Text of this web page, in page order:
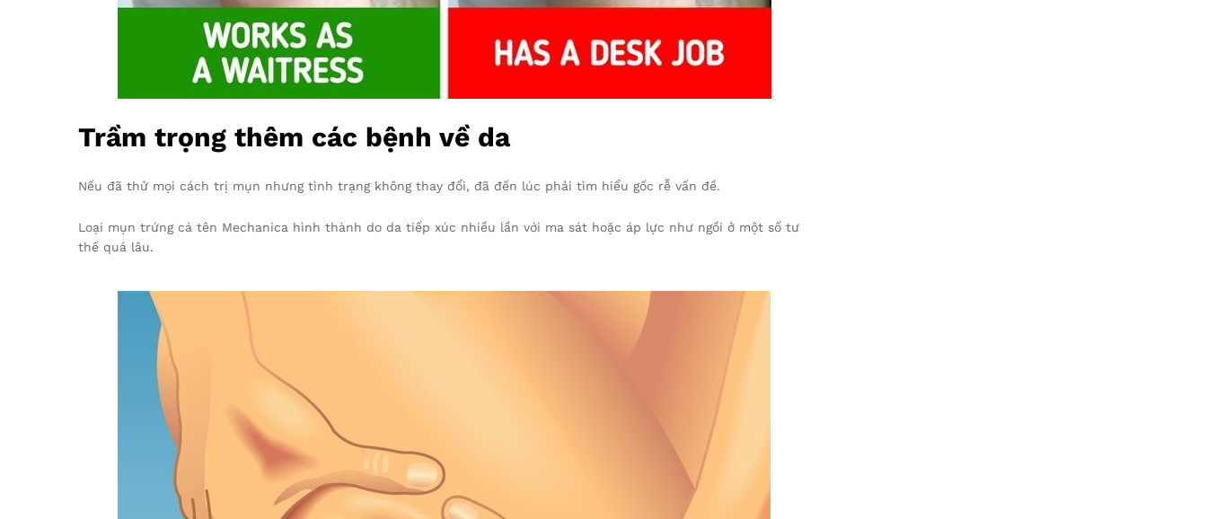
Trầm trọng thêm các bệnh về da
Nếu đã thử mọi cách trị mụn nhưng tình trạng không thay đổi, đã đến lúc phải tìm hiểu gốc rễ vấn đề.
Loại mụn trứng cá tên Mechanica hình thành do da tiếp xúc nhiều lần với ma sát hoặc áp lực như ngồi ở một số tư
thế quá lâu.